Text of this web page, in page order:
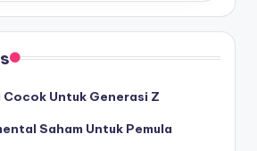
Cocok Untuk Generasi Z
Saham Untuk Pemula